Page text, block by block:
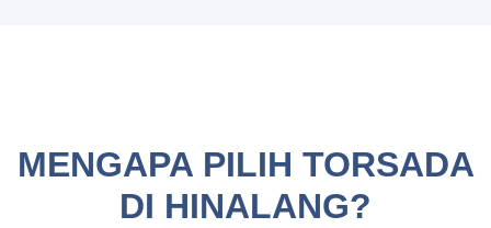
MENGAPA PILIH TORSADA
DI HINALANG?